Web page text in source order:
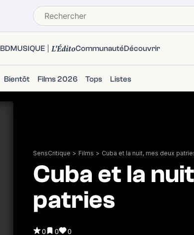
BDMUSIQUE L'ÉditoCommunautéDécouvrir
Bientôt Films 2026 Tops Listes
SensCritique > Films > Cuba et la nuit, mes deux
Cuba et la
patries
0 0 0